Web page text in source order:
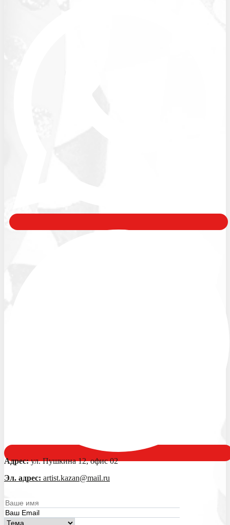
Адрес:ул. Пушкина 12, офис 02
Эл. адрес: artist.kazan@mail.ru